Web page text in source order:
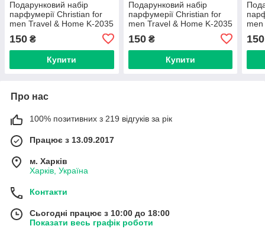
Подарунковий набір
парфумерії Christian for
men Travel & Home K-2035
150 ₴
Купити
Подарунковий набір
парфумерії Christian for
men Travel & Home K-2035
150₴
Купити
150
Про нас
100% позитивних з 219 відгуків за рік
Працює з 13.09.2017
м. Харків
Харків, Україна
Контакти
Сьогодні працює з 10:00 до 18:00
Показати весь графік роботи